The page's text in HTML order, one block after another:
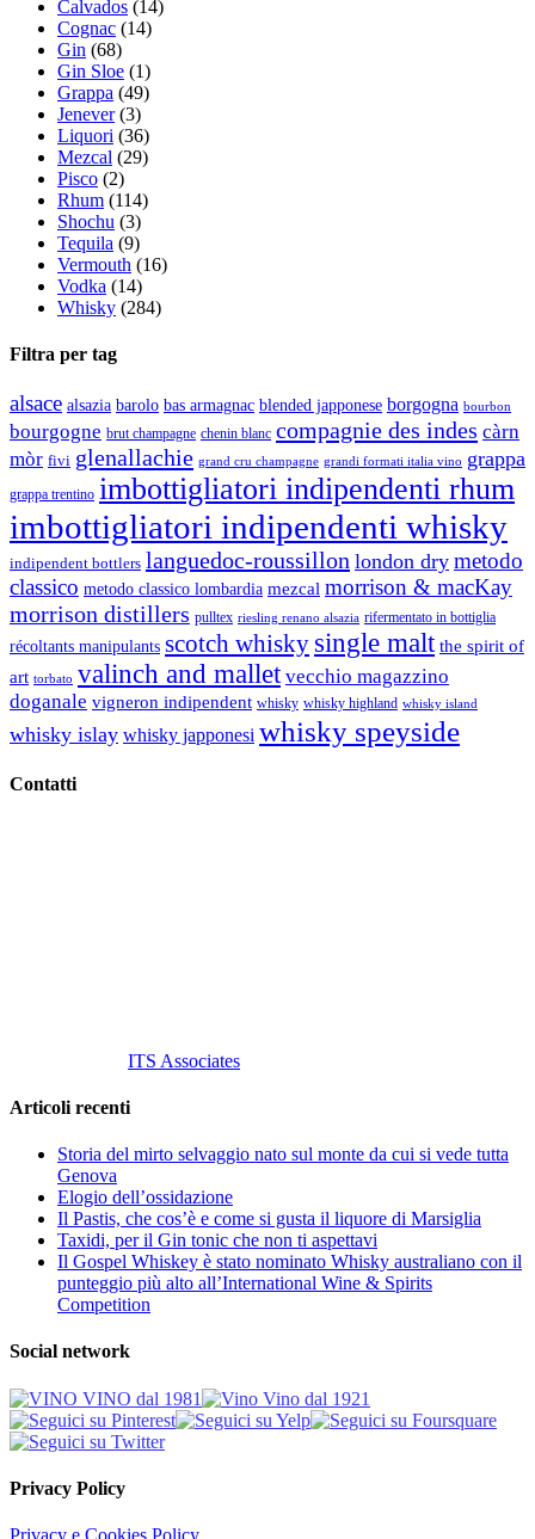
Calvados (14)
Cognac (14)
Gin (68)
Gin Sloe (1)
Grappa (49)
Jenever (3)
Liquori (36)
Mezcal (29)
Pisco (2)
Rhum (114)
Shochu (3)
Tequila (9)
Vermouth (16)
Vodka (14)
Whisky (284)
Filtra per tag
alsace alsazia barolo bas armagnac blended japponese borgogna bourbon
bourgogne brut champagne chenin blanc compagnie des indes càrn
mòr fivi glenallachie grand cru champagne grandi formati italia vino grappa
grappa trentino imbottigliatori indipendenti rhum
imbottigliatori indipendenti whisky
indipendent bottlers languedoc-roussillon london dry metodo
classico metodo classico lombardia mezcal morrison & macKay
morrison distillers pulltex riesling renano alsazia rifermentato in bottiglia
récoltants manipulants scotch whisky single malt the spirit of
art torbato valinch and mallet vecchio magazzino
doganale vigneron indipendent whisky whisky highland whisky island
whisky islay whisky japponesi whisky speyside
Contatti
ITS Associates
Articoli recenti
Storia del mirto selvaggio nato sul monte da cui si vede tutta
Genova
Elogio dell’ossidazione
Il Pastis, che cos’è e come si gusta il liquore di Marsiglia
Taxidi, per il Gin tonic che non ti aspettavi
Il Gospel Whiskey è stato nominato Whisky australiano con il
punteggio più alto all’International Wine & Spirits
Competition
Social network
Privacy Policy